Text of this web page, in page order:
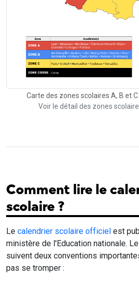
Carte des zones scolaires A, B et
Voir le détail des zones
Comment lire le
scolaire ?
Le calendrier scolaire officiel est
ministère de l'Education nationale.
suivent deux conventions
pas se tromper :